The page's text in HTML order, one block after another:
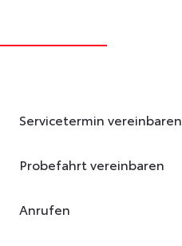
Servicetermin vereinbaren
Probefahrt vereinbaren
Anrufen